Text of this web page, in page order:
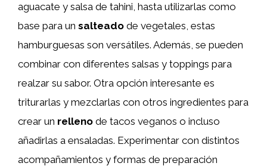
aguacate y salsa de tahini, hasta utilizarlas como
base para un salteado de vegetales, estas
hamburguesas son versátiles. Además, se pueden
combinar con diferentes salsas y toppings para
realzar su sabor. Otra opción interesante es
triturarlas y mezclarlas con otros ingredientes para
crear un relleno de tacos veganos o incluso
añadirlas a ensaladas. Experimentar con distintos
acompañamientos y formas de preparación